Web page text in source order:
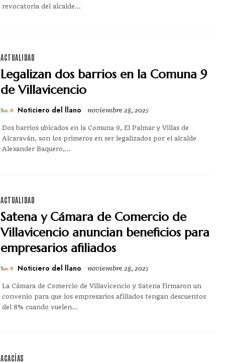
revocatoria del alcalde...
ACTUALIDAD
Legalizan dos barrios en la Comuna 9
de Villavicencio
Noticiero del llano noviembre 28, 2025
Dos barrios ubicados en la Comuna 9, El Palmar y Villas de
Alcaraván, son los primeros en ser legalizados por el alcalde
Alexander Baquero,...
ACTUALIDAD
Satena y Cámara de Comercio de
Villavicencio anuncian beneficios para
empresarios afiliados
Noticiero del llano noviembre 28, 2025
La Cámara de Comercio de Villavicencio y Satena firmaron un
convenio para que los empresarios afiliados tengan descuentos
del 8% cuando vuelen...
ACACÍAS